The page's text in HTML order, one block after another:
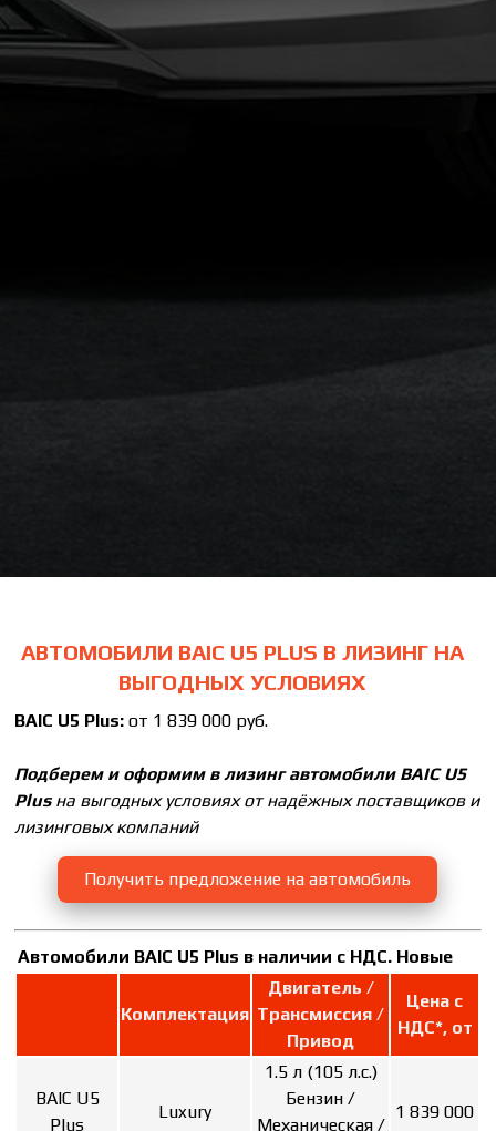
АВТОМОБИЛИ BAIC U5 PLUS В ЛИЗИНГ НА
ВЫГОДНЫХ УСЛОВИЯХ
BAIC U5 Plus: от 1 839 000 руб.
Подберем и оформим в лизинг автомобили BAIC U5
Plus на выгодных условиях от надёжных поставщиков и
лизинговых компаний
Получить предложение на автомобиль
Автомобили BAIC U5 Plus в наличии с НДС. Новые
Комплектация
Двигатель /
Трансмиссия /
Привод
Цена с
НДС*, от
BAIC U5
Plus
Luxury
1.5 л (105 л.с.)
Бензин /
Механическая /
1 839 000